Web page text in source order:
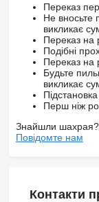
Переказ
Не вносьте
викликає
Переказ на
Подібні
Переказ на
Будьте
викликає
Перш ніж
Знайшли шахрая?
Повідомте нам
Контакти